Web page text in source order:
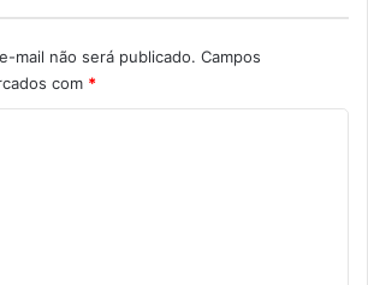
mail não será publicado. Campos
com *